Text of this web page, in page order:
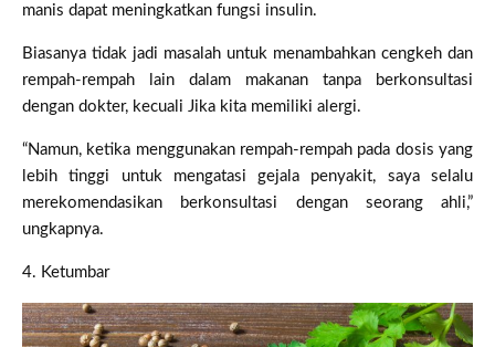
manis dapat meningkatkan fungsi insulin.
Biasanya tidak jadi masalah untuk menambahkan cengkeh dan
rempah-rempah lain dalam makanan tanpa berkonsultasi
dengan dokter, kecuali Jika kita memiliki alergi.
“Namun, ketika menggunakan rempah-rempah pada dosis yang
lebih tinggi untuk mengatasi gejala penyakit, saya selalu
merekomendasikan berkonsultasi dengan seorang ahli,”
ungkapnya.
4. Ketumbar